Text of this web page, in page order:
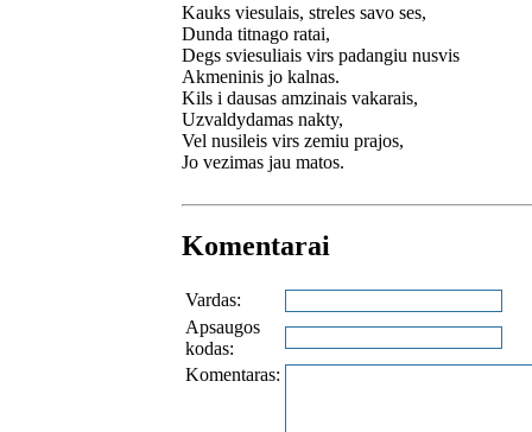
Kauks viesulais, streles savo ses,
Dunda titnago ratai,
Degs sviesuliais virs padangiu nusvis
Akmeninis jo kalnas.
Kils i dausas amzinais vakarais,
Uzvaldydamas nakty,
Vel nusileis virs zemiu prajos,
Jo vezimas jau matos.
Komentarai
Vardas:
Apsaugos
kodas:
Komentaras: